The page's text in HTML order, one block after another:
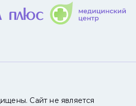
Сайт не является